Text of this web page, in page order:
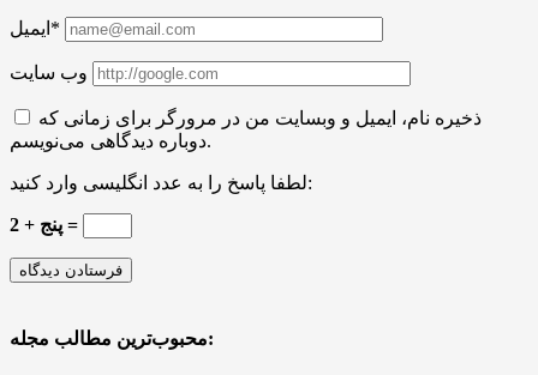
ایمیل*
وب سایت
ذخیره نام، ایمیل و وبسایت من در مرورگر برای زمانی که
دوباره دیدگاهی می‌نویسم.
لطفا پاسخ را به عدد انگلیسی وارد کنید:
2 + پنج =
محبوب‌ترین مطالب مجله: